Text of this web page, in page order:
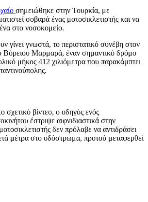
σημειώθηκε στην Τουρκία, με
σοβαρά ένας μοτοσικλετιστής και να
στο νοσοκομείο.
γίνει γνωστά, το περιστατικό συνέβη στον
Βόρειου Μαρμαρά, έναν σημαντικό δρόμο
μήκος 412 χιλιόμετρα που παρακάμπτει
σχετικό βίντεο, ο οδηγός ενός
έστριψε αιφνιδιαστικά στην
δεν πρόλαβε να αντιδράσει
μέτρα στο οδόστρωμα, προτού μεταφερθεί